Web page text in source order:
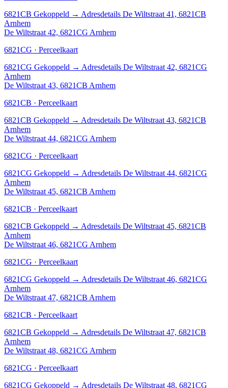
6821CB Gekoppeld → Adresdetails De Wiltstraat 41, 6821CB
Arnhem
De Wiltstraat 42, 6821CG Arnhem
6821CG · Perceelkaart
6821CG Gekoppeld → Adresdetails De Wiltstraat 42, 6821CG
Arnhem
De Wiltstraat 43, 6821CB Arnhem
6821CB · Perceelkaart
6821CB Gekoppeld → Adresdetails De Wiltstraat 43, 6821CB
Arnhem
De Wiltstraat 44, 6821CG Arnhem
6821CG · Perceelkaart
6821CG Gekoppeld → Adresdetails De Wiltstraat 44, 6821CG
Arnhem
De Wiltstraat 45, 6821CB Arnhem
6821CB · Perceelkaart
6821CB Gekoppeld → Adresdetails De Wiltstraat 45, 6821CB
Arnhem
De Wiltstraat 46, 6821CG Arnhem
6821CG · Perceelkaart
6821CG Gekoppeld → Adresdetails De Wiltstraat 46, 6821CG
Arnhem
De Wiltstraat 47, 6821CB Arnhem
6821CB · Perceelkaart
6821CB Gekoppeld → Adresdetails De Wiltstraat 47, 6821CB
Arnhem
De Wiltstraat 48, 6821CG Arnhem
6821CG · Perceelkaart
6821CG Gekoppeld → Adresdetails De Wiltstraat 48, 6821CG